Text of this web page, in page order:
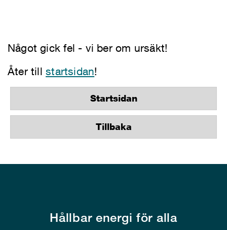
Något gick fel - vi ber om ursäkt!
Åter tillstartsidan!
Startsidan
Tillbaka
Hållbar energi för alla